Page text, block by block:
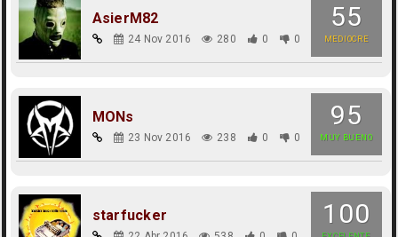
55
MEDIOCRE
AsierM82
24 Nov 2016 280 0 0
95
MUY BUENO
MONs
23 Nov 2016 238 0 0
100
starfucker